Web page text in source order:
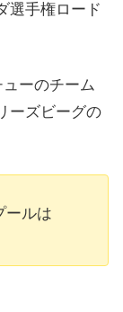
選手権ロード
ーのチーム
ーズビーグの
ールは